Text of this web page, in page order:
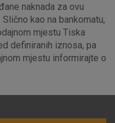
naknada za ovu
kao na bankomatu,
mjestu Tiska
definiranih iznosa, pa
mjestu informirajte o
stranice neće raditi. Ti
koje bi vas mogle